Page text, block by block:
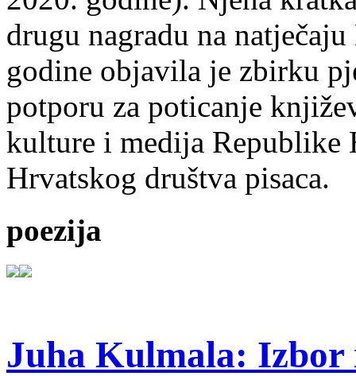
drugu nagradu na
godine objavila je zbirku
potporu za poticanje
kulture i medija Republike
Hrvatskog društva pisaca.
poezija
Juha Kulmala: Izbor